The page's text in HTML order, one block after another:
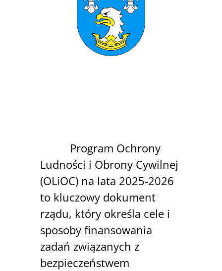
Program Ochrony
Ludności i Obrony Cywilnej
(OLiOC) na lata 2025-2026
to kluczowy dokument
rządu, który określa cele i
sposoby finansowania
zadań związanych z
bezpieczeństwem